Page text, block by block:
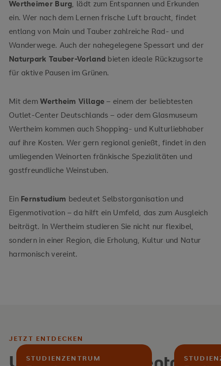
Wertheimer Burg , lädt zum Entspannen und Erkunden
ein. Wer nach dem Lernen frische Luft braucht, findet
entlang von Main und Tauber zahlreiche Rad- und
Wanderwege. Auch der nahegelegene Spessart und der
Naturpark Tauber-Vorland bieten ideale Rückzugsorte
für aktive Pausen im Grünen.
Mit demWertheim Village – einem der beliebtesten
Outlet-Center Deutschlands – oder dem Glasmuseum
Wertheim kommen auch Shopping- und Kulturliebhaber
auf ihre Kosten. Wer gern regional genießt, findet in den
umliegenden Weinorten fränkische Spezialitäten und
gastfreundliche Weinstuben.
Ein Fernstudium bedeutet Selbstorganisation und
Eigenmotivation – da hilft ein Umfeld, das zum Ausgleich
beiträgt. In Wertheim studieren Sie nicht nur flexibel,
sondern in einer Region, die Erholung, Kultur und Natur
harmonisch vereint.
JETZT ENTDECKEN
STUDIENZENTRUM